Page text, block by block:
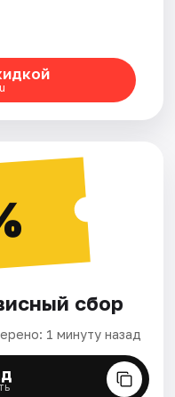
сбор
1 минуту назад